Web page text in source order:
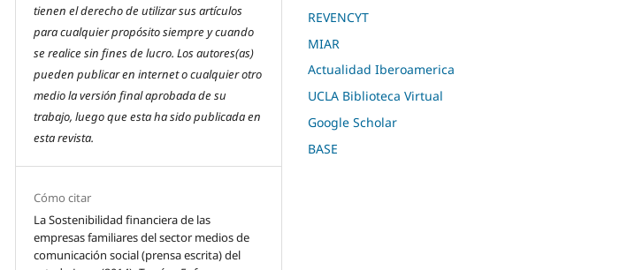
tienen el derecho de utilizar sus artículos
para cualquier propósito siempre y cuando
se realice sin fines de lucro. Los autores(as)
pueden publicar en internet o cualquier otro
medio la versión final aprobada de su
trabajo, luego que esta ha sido publicada en
esta revista.
Cómo citar
La Sostenibilidad financiera de las
empresas familiares del sector medios de
comunicación social (prensa escrita) del
REVENCYT
MIAR
Actualidad Iberoamerica
UCLA Biblioteca Virtual
Google Scholar
BASE